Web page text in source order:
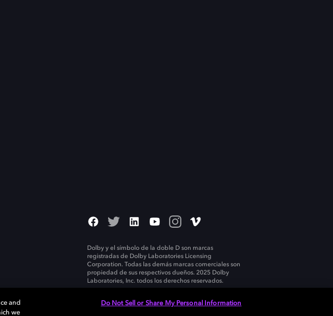
Dolby y el símbolo de la doble D son marcas
registradas de Dolby Laboratories Licensing
Corporation. Todas las demás marcas comerciales son
propiedad de sus respectivos dueños. 2025 Dolby
Laboratories, Inc. todos los derechos reservados.
and
we
Do Not Sell or Share My Personal Information